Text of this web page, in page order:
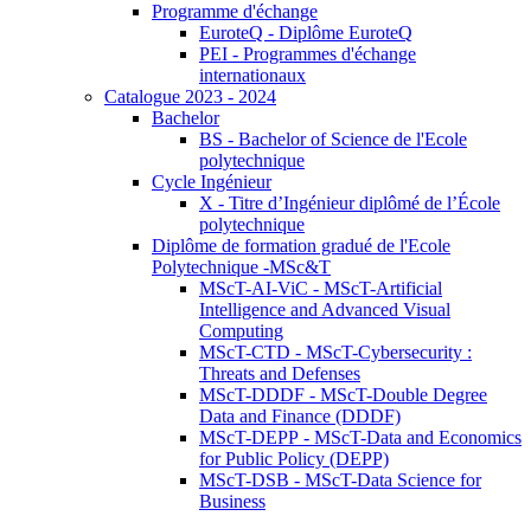
Programme d'échange
EuroteQ - Diplôme EuroteQ
PEI - Programmes d'échange
internationaux
Catalogue 2023 - 2024
Bachelor
BS - Bachelor of Science de l'Ecole
polytechnique
Cycle Ingénieur
X - Titre d’Ingénieur diplômé de l’École
polytechnique
Diplôme de formation gradué de l'Ecole
Polytechnique -MSc&T
MScT-AI-ViC - MScT-Artificial
Intelligence and Advanced Visual
Computing
MScT-CTD - MScT-Cybersecurity :
Threats and Defenses
MScT-DDDF - MScT-Double Degree
Data and Finance (DDDF)
MScT-DEPP - MScT-Data and Economics
for Public Policy (DEPP)
MScT-DSB - MScT-Data Science for
Business